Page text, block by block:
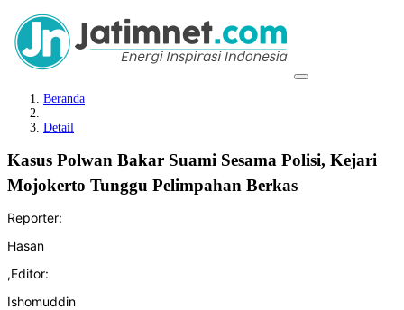
Beranda
Detail
Kasus Polwan Bakar Suami Sesama Polisi, Kejari
Mojokerto Tunggu Pelimpahan Berkas
Reporter:
Hasan
,Editor:
Ishomuddin